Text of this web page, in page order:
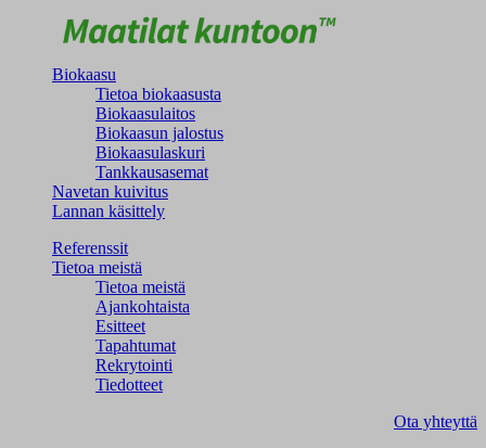
Biokaasu
Tietoa biokaasusta
Biokaasulaitos
Biokaasun jalostus
Biokaasulaskuri
Tankkausasemat
Navetan kuivitus
Lannan käsittely
Referenssit
Tietoa meistä
Tietoa meistä
Ajankohtaista
Esitteet
Tapahtumat
Rekrytointi
Tiedotteet
Ota yhteyttä